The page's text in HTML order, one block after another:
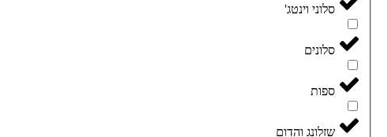
סלוני וינטג'
סלונים
ספות
שזלונג והדום